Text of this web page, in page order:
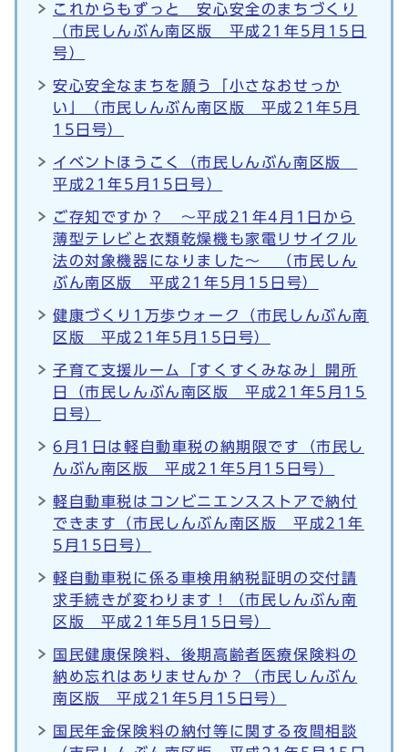
これからもずっと 安心安全のまちづくり
（市民しんぶん南区版 平成21年5月15日
号）
安心安全なまちを願う「小さなおせっか
い」（市民しんぶん南区版 平成21年5月
15日号）
イベントほうこく（市民しんぶん南区版
平成21年5月15日号）
ご存知ですか？ ～平成21年4月1日から
薄型テレビと衣類乾燥機も家電リサイクル
法の対象機器になりました～ （市民しん
ぶん南区版 平成21年5月15日号）
健康づくり1万歩ウォーク（市民しんぶん南
区版 平成21年5月15日号）
子育て支援ルーム「すくすくみなみ」開所
日（市民しんぶん南区版 平成21年5月15
日号）
6月1日は軽自動車税の納期限です（市民し
んぶん南区版 平成21年5月15日号）
軽自動車税はコンビニエンスストアで納付
できます（市民しんぶん南区版 平成21年
5月15日号）
軽自動車税に係る車検用納税証明の交付請
求手続きが変わります！（市民しんぶん南
区版 平成21年5月15日号）
国民健康保険料、後期高齢者医療保険料の
納め忘れはありませんか？（市民しんぶん
南区版 平成21年5月15日号）
国民年金保険料の納付等に関する夜間相談